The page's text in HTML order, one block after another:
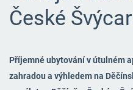
České
Příjemné ubytování v útulném
zahradou a výhledem na